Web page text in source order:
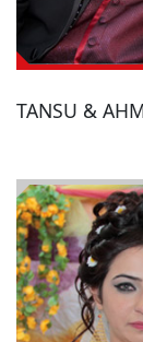
TANSU &